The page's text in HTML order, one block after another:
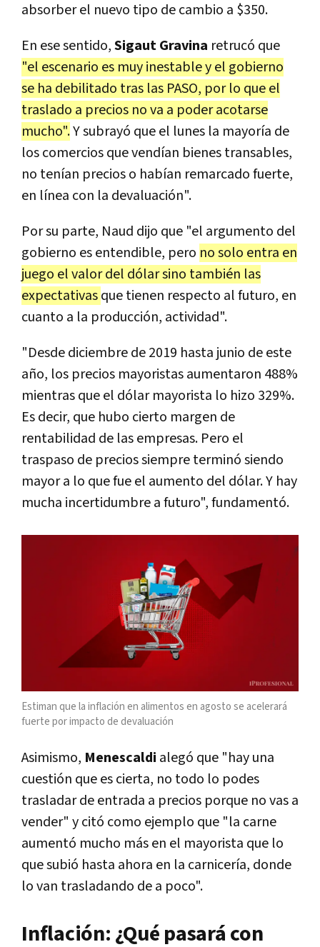
absorber el nuevo tipo de cambio a $350.
En ese sentido,Sigaut Gravina retrucó que
"el escenario es muy inestable y el gobierno
se ha debilitado tras las PASO, por lo que el
traslado a precios no va a poder acotarse
mucho".Y subrayó que el lunes la mayoría de
los comercios que vendían bienes transables,
no tenían precios o habían remarcado fuerte,
en línea con la devaluación".
Por su parte, Naud dijo que "el argumento del
gobierno es entendible, pero no solo entra en
juego el valor del dólar sino también las
expectativasque tienen respecto al futuro, en
cuanto a la producción, actividad".
"Desde diciembre de 2019 hasta junio de este
año, los precios mayoristas aumentaron 488%
mientras que el dólar mayorista lo hizo 329%.
Es decir, que hubo cierto margen de
rentabilidad de las empresas. Pero el
traspaso de precios siempre terminó siendo
mayor a lo que fue el aumento del dólar. Y hay
mucha incertidumbre a futuro", fundamentó.
Estiman que la inflación en alimentos en agosto se acelerará
fuerte por impacto de devaluación
Asimismo, Menescaldi alegó que "hay una
cuestión que es cierta, no todo lo podes
trasladar de entrada a precios porque no vas a
vender" y citó como ejemplo que "la carne
aumentó mucho más en el mayorista que lo
que subió hasta ahora en la carnicería, donde
lo van trasladando de a poco".
Inflación: ¿Qué pasará con